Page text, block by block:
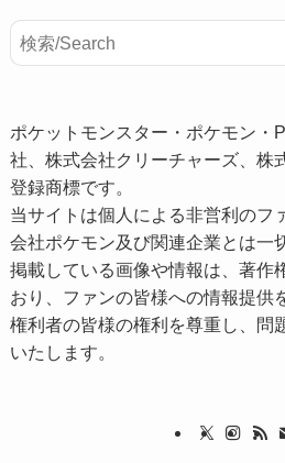
ポケットモンスター・ポケモン・
社、株式会社クリーチャーズ、株
登録商標です。
当サイトは個人による非営利のフ
会社ポケモン及び関連企業とは一
掲載している画像や情報は、著作
おり、ファンの皆様への情報提供
権利者の皆様の権利を尊重し、問
いたします。